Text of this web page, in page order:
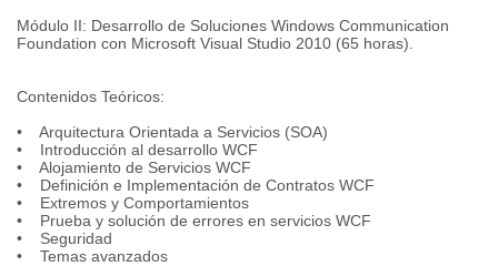
Módulo II: Desarrollo de Soluciones Windows Communication
Foundation con Microsoft Visual Studio 2010 (65 horas).
Contenidos Teóricos:
• Arquitectura Orientada a Servicios (SOA)
• Introducción al desarrollo WCF
• Alojamiento de Servicios WCF
• Definición e Implementación de Contratos WCF
• Extremos y Comportamientos
• Prueba y solución de errores en servicios WCF
• Seguridad
• Temas avanzados